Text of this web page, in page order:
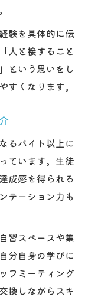
験を具体的に伝
人と接すること
という思いをし
すくなります。
るバイト以上に
ています。生徒
成感を得られる
テーション力も
習スペースや集
分自身の学びに
フミーティング
換しながらスキ